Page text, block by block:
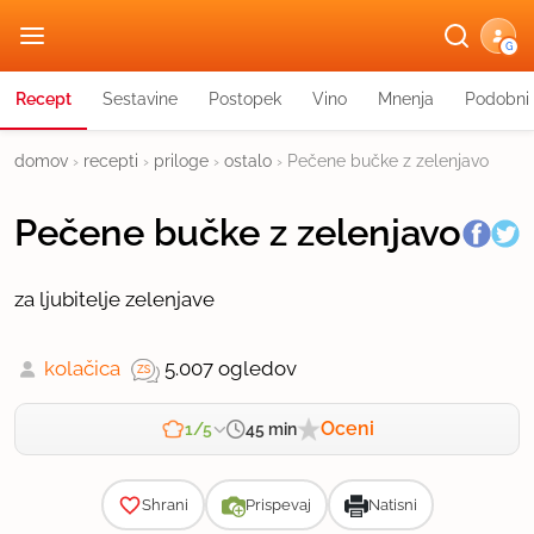
G
Recept Sestavine Postopek Vino Mnenja
domov › recepti › priloge › ostalo › Pečene bučke z zelenjavo
Pečene bučke z zelenjavo
za ljubitelje zelenjave
kolačica 5.007 ogledov
1/5 45 min Oceni
Shrani Prispevaj Natisni